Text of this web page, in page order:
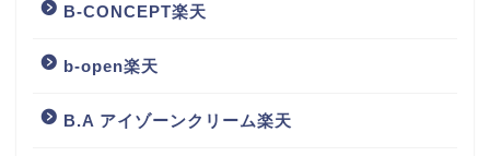
B-CONCEPT楽天
b-open楽天
B.A アイゾーンクリーム楽天